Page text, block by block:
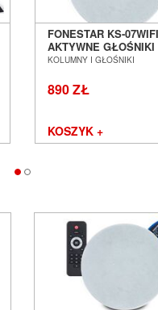
FONESTAR KS-07WIFI
AKTYWNE GŁOŚNIKI
INSTALACYJNE Z
KOLUMNY I GŁOŚNIKI
890 ZŁ
KOSZYK +